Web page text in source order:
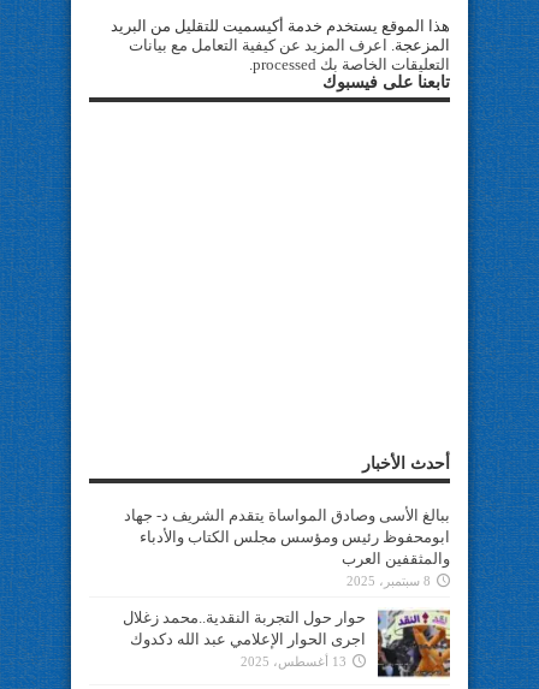
هذا الموقع يستخدم خدمة أكيسميت للتقليل من البريد
المزعجة. اعرف المزيد عن كيفية التعامل مع بيانات
التعليقات الخاصة بك processed
.
تابعنا على فيسبوك
أحدث الأخبار
ببالغ الأسى وصادق المواساة يتقدم الشريف د- جهاد
ابومحفوظ رئيس ومؤسس مجلس الكتاب والأدباء
والمثقفين العرب
8 سبتمبر، 2025
حوار حول التجربة النقدية..محمد زغلال
اجرى الحوار الإعلامي عبد الله دكدوك
13 أغسطس، 2025